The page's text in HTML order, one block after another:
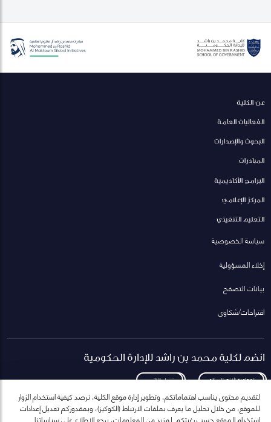
عن الكلية
الفعاليات العامة
البحوث والإصدارات
المبادرات
البرامج الأكاديمية
المركز الإعلامي
التعليم التنفيذي
سياسة الخصوصية
إخلاء المسؤولية
بيانات التصفح
اقتراحات/شكاوى
انضم لكلية محمد بن راشد للإدارة الحكومية
لمعاودة الاتصال بكم تنزيل الكتيب
لتقديم محتوى يناسب اهتماماتكم، وتطوير إدارة موقع الكلية، نرصد كيفية استخدام الزوار
للموقع، من خلال تحليل ما يعرف بملفات الارتباط (الكوكيز)، وبمقدوركم تعديل إعدادات